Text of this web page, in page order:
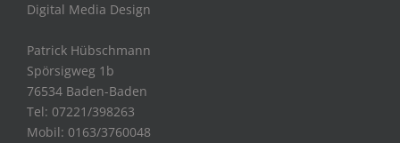
Digital Media Design
Patrick Hübschmann
Spörsigweg 1b
76534 Baden-Baden
Tel: 07221/398263
Mobil: 0163/3760048